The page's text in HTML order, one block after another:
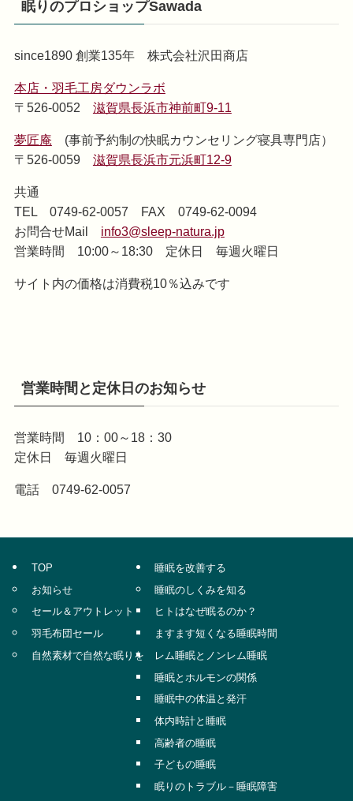
眠りのプロショップSawada
since1890 創業135年 株式会社沢田商店
本店・羽毛工房ダウンラボ
〒526-0052 滋賀県長浜市神前町9-11
夢匠庵 (事前予約制の快眠カウンセリング寝具専門店）
〒526-0059 滋賀県長浜市元浜町12-9
共通
TEL 0749-62-0057 FAX 0749-62-0094
お問合せMail info3@sleep-natura.jp
営業時間 10:00～18:30 定休日 毎週火曜日
サイト内の価格は消費税10％込みです
営業時間と定休日のお知らせ
営業時間 10：00～18：30
定休日 毎週火曜日
電話 0749-62-0057
TOP
お知らせ
セール＆アウトレット
羽毛布団セール
自然素材で自然な眠りを
睡眠を改善する
睡眠のしくみを知る
ヒトはなぜ眠るのか？
ますます短くなる睡眠時間
レム睡眠とノンレム睡眠
睡眠とホルモンの関係
睡眠中の体温と発汗
体内時計と睡眠
高齢者の睡眠
子どもの睡眠
眠りのトラブル－睡眠障害